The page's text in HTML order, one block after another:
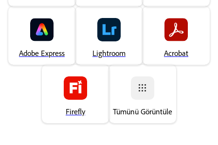
Adobe Express Lightroom Acrobat
Firefly Tümünü Görüntüle